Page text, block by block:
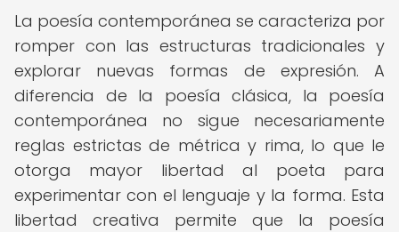
La poesía contemporánea se caracteriza por
romper con las estructuras tradicionales y
explorar nuevas formas de expresión. A
diferencia de la poesía clásica, la poesía
contemporánea no sigue necesariamente
reglas estrictas de métrica y rima, lo que le
otorga mayor libertad al poeta para
experimentar con el lenguaje y la forma. Esta
libertad creativa permite que la poesía